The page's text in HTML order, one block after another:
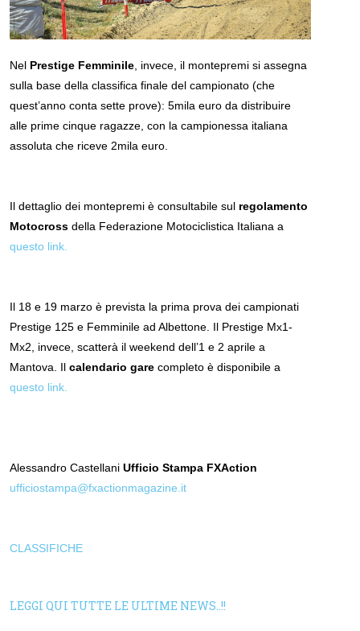
Nel Prestige Femminile , invece, il montepremi si assegna
sulla base della classifica finale del campionato (che
quest’anno conta sette prove): 5mila euro da distribuire
alle prime cinque ragazze, con la campionessa italiana
assoluta che riceve 2mila euro.
Il dettaglio dei montepremi è consultabile sul regolamento
Motocross della Federazione Motociclistica Italiana a
questo link.
Il 18 e 19 marzo è prevista la prima prova dei campionati
Prestige 125 e Femminile ad Albettone. Il Prestige Mx1-
Mx2, invece, scatterà il weekend dell’1 e 2 aprile a
Mantova. Ilcalendario gare completo è disponibile a
questo link.
Alessandro CastellaniUfficio Stampa FXAction
ufficiostampa@fxactionmagazine.it
CLASSIFICHE
LEGGI QUI TUTTE LE ULTIME NEWS..!!